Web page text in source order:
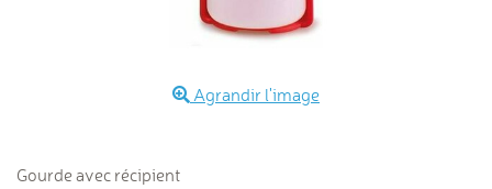
Agrandir l'image
Gourde avec récipient